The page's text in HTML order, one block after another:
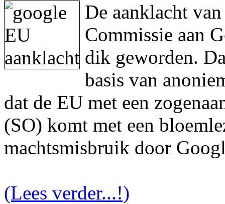
De aanklacht
Commissie aan
dik geworden.
basis van
dat de EU met een
(SO) komt met een
machtsmisbruik door
(Lees verder...!)